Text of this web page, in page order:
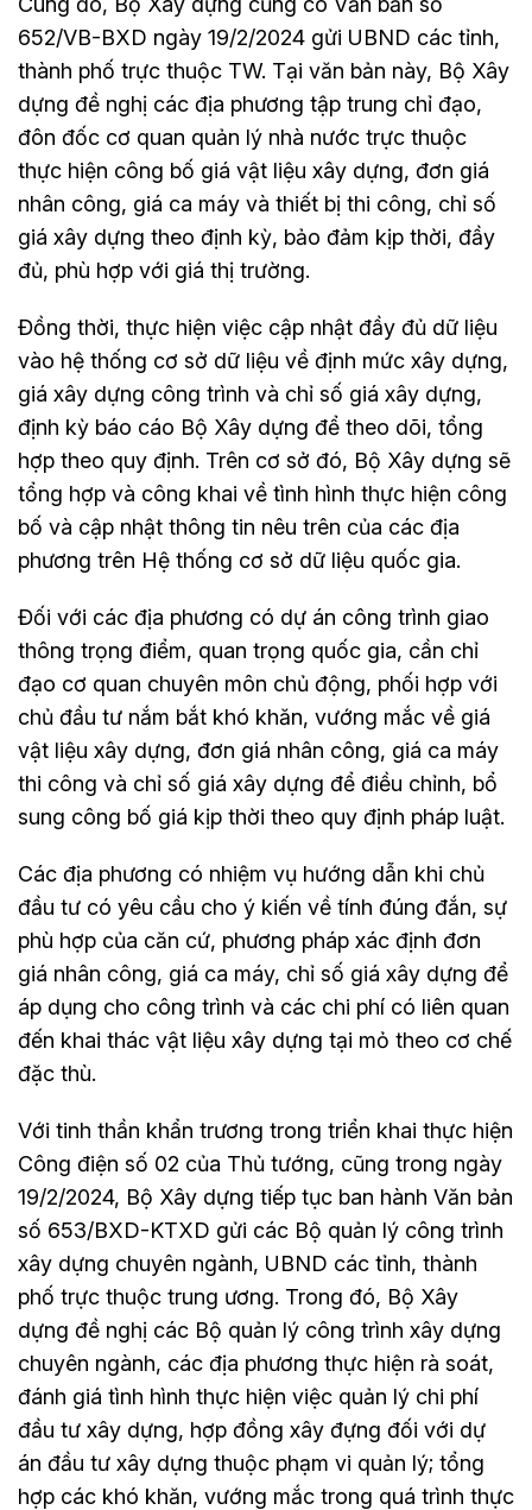
652/VB-BXD ngày 19/2/2024 gửi UBND các tỉnh,
thành phố trực thuộc TW. Tại văn bản này, Bộ Xây
dựng đề nghị các địa phương tập trung chỉ đạo,
đôn đốc cơ quan quản lý nhà nước trực thuộc
thực hiện công bố giá vật liệu xây dựng, đơn giá
nhân công, giá ca máy và thiết bị thi công, chỉ số
giá xây dựng theo định kỳ, bảo đảm kịp thời, đầy
đủ, phù hợp với giá thị trường.
Đồng thời, thực hiện việc cập nhật đầy đủ dữ liệu
vào hệ thống cơ sở dữ liệu về định mức xây dựng,
giá xây dựng công trình và chỉ số giá xây dựng,
định kỳ báo cáo Bộ Xây dựng để theo dõi, tổng
hợp theo quy định. Trên cơ sở đó, Bộ Xây dựng sẽ
tổng hợp và công khai về tình hình thực hiện công
bố và cập nhật thông tin nêu trên của các địa
phương trên Hệ thống cơ sở dữ liệu quốc gia.
Đối với các địa phương có dự án công trình giao
thông trọng điểm, quan trọng quốc gia, cần chỉ
đạo cơ quan chuyên môn chủ động, phối hợp với
chủ đầu tư nắm bắt khó khăn, vướng mắc về giá
vật liệu xây dựng, đơn giá nhân công, giá ca máy
thi công và chỉ số giá xây dựng để điều chỉnh, bổ
sung công bố giá kịp thời theo quy định pháp luật.
Các địa phương có nhiệm vụ hướng dẫn khi chủ
đầu tư có yêu cầu cho ý kiến về tính đúng đắn, sự
phù hợp của căn cứ, phương pháp xác định đơn
giá nhân công, giá ca máy, chỉ số giá xây dựng để
áp dụng cho công trình và các chi phí có liên quan
đến khai thác vật liệu xây dựng tại mỏ theo cơ chế
đặc thù.
Với tinh thần khẩn trương trong triển khai thực hiện
Công điện số 02 của Thủ tướng, cũng trong ngày
19/2/2024, Bộ Xây dựng tiếp tục ban hành Văn bản
số 653/BXD-KTXD gửi các Bộ quản lý công trình
xây dựng chuyên ngành, UBND các tỉnh, thành
phố trực thuộc trung ương. Trong đó, Bộ Xây
dựng đề nghị các Bộ quản lý công trình xây dựng
chuyên ngành, các địa phương thực hiện rà soát,
đánh giá tình hình thực hiện việc quản lý chi phí
đầu tư xây dựng, hợp đồng xây đựng đối với dự
án đầu tư xây dựng thuộc phạm vi quản lý; tổng
hợp các khó khăn, vướng mắc trong quá trình thực